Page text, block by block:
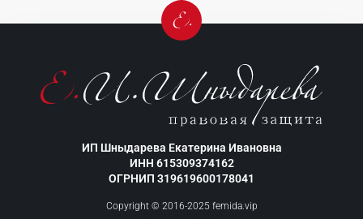
ИП Шныдарева Екатерина Ивановна
ИНН 615309374162
ОГРНИП 319619600178041
Copyright © 2016-2025 femida.vip